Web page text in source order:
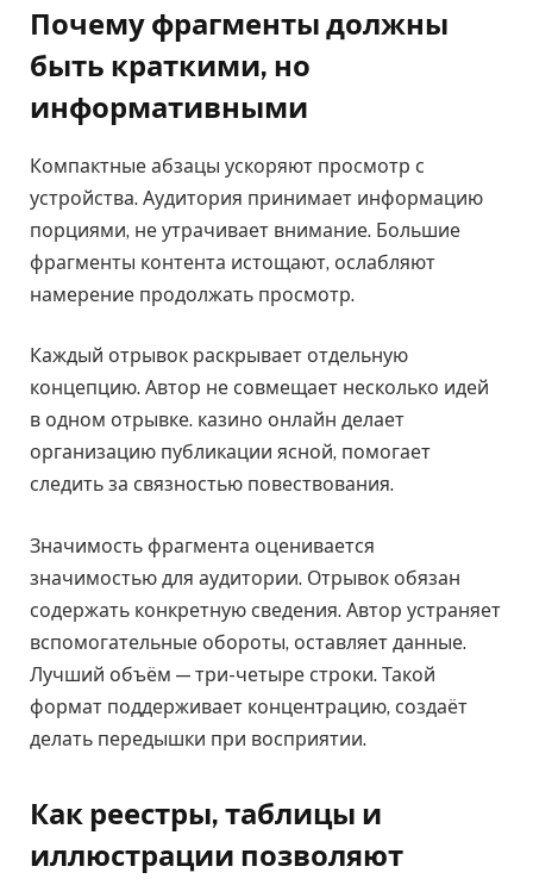
Почему фрагменты должны
быть краткими, но
информативными
Компактные абзацы ускоряют просмотр с
устройства. Аудитория принимает информацию
порциями, не утрачивает внимание. Большие
фрагменты контента истощают, ослабляют
намерение продолжать просмотр.
Каждый отрывок раскрывает отдельную
концепцию. Автор не совмещает несколько идей
в одном отрывке. казино онлайн делает
организацию публикации ясной, помогает
следить за связностью повествования.
Значимость фрагмента оценивается
значимостью для аудитории. Отрывок обязан
содержать конкретную сведения. Автор устраняет
вспомогательные обороты, оставляет данные.
Лучший объём — три-четыре строки. Такой
формат поддерживает концентрацию, создаёт
делать передышки при восприятии.
Как реестры, таблицы и
иллюстрации позволяют